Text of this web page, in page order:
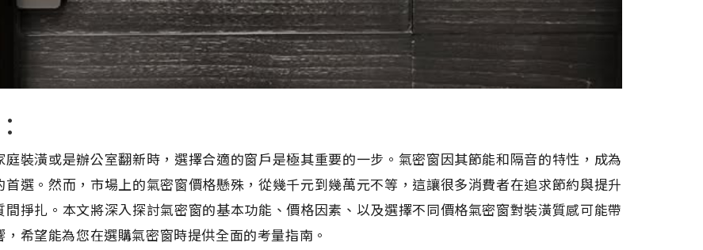
庭裝潢或是辦公室翻新時，選擇合適的窗戶是極其重要的一步。氣密窗因其節能和隔音的特性，成為
首選。然而，市場上的氣密窗價格懸殊，從幾千元到幾萬元不等，這讓很多消費者在追求節約與提升
間掙扎。本文將深入探討氣密窗的基本功能、價格因素、以及選擇不同價格氣密窗對裝潢質感可能帶
，希望能為您在選購氣密窗時提供全面的考量指南。